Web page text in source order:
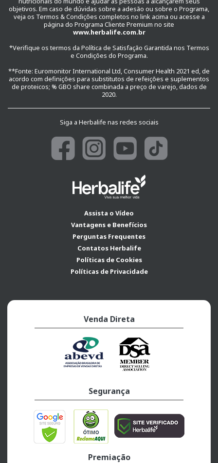
Assista o Vídeo
Vantagens e Benefícios
Perguntas Frequentes
Contatos Herbalife
Políticas de Cookies
Políticas de Privacidade
objetivos. Em caso de dúvidas sobre a adesão ou sobre o Programa,
veja os Termos & Condições completos no link acima ou acesse a
página do Programa Cliente Premium no site
www.herbalife.com.br
*Verifique os termos da Política de Satisfação Garantida nos Termos
e Condições do Programa.
**Fonte: Euromonitor International Ltd, Consumer Health 2021 ed, de
acordo com definições para substitutos de refeições e suplementos
de proteicos; % GBO share combinada a preço de varejo, dados de
2020.
Siga a Herbalife nas redes sociais
Venda Direta
Segurança
Premiação